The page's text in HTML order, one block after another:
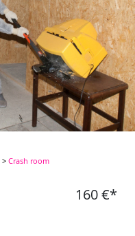
>Crash room
160 €*